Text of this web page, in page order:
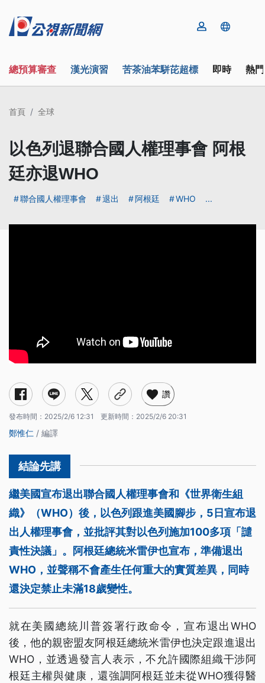
總預算審查 漢光演習 苦茶油苯駢芘超標 即時 熱
首頁 全球
以色列退聯合國人權理事會 阿根
廷亦退WHO
聯合國人權理事會 退出 阿根廷 WHO ...
讚
發布時間： 2025/2/6 12:31 更新時間： 2025/2/6 20:31
鄭惟仁 / 編譯
繼美國宣布退出聯合國人權理事會和《世界衛生組
織》（WHO）後，以色列跟進美國腳步，5日宣布退
出人權理事會，並批評其對以色列施加100多項「譴
責性決議」。阿根廷總統米雷伊也宣布，準備退出
WHO，並聲稱不會產生任何重大的實質差異，同時
還決定禁止未滿18歲變性。
就在美國總統川普簽署行政命令，宣布退出WHO
後，他的親密盟友阿根廷總統米雷伊也決定跟進退出
WHO，並透過發言人表示，不允許國際組織干涉阿
根廷主權與健康，還強調阿根廷並未從WHO獲得醫